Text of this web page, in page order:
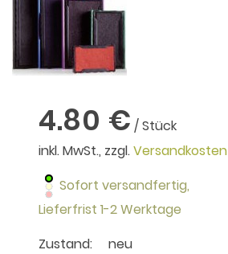
4.80 € / Stück
inkl. MwSt., zzgl.Versandkosten
Sofort versandfertig,
Lieferfrist 1-2 Werktage
Zustand:
neu